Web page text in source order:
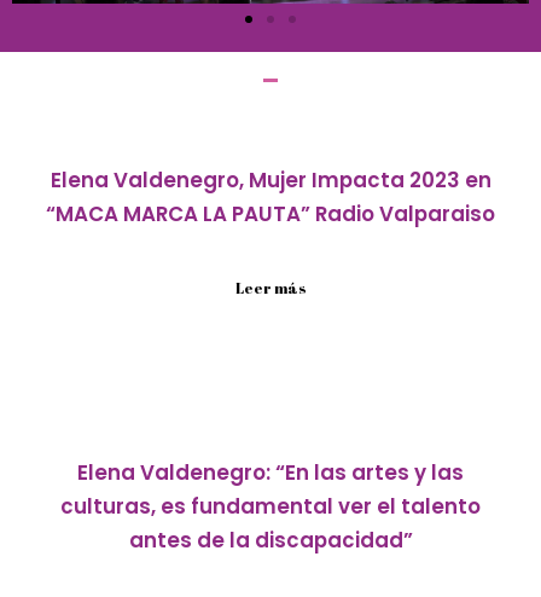
Elena Valdenegro, Mujer Impacta 2023 en
“MACA MARCA LA PAUTA” Radio Valparaiso
Leer más
Elena Valdenegro: “En las artes y las
culturas, es fundamental ver el talento
antes de la discapacidad”